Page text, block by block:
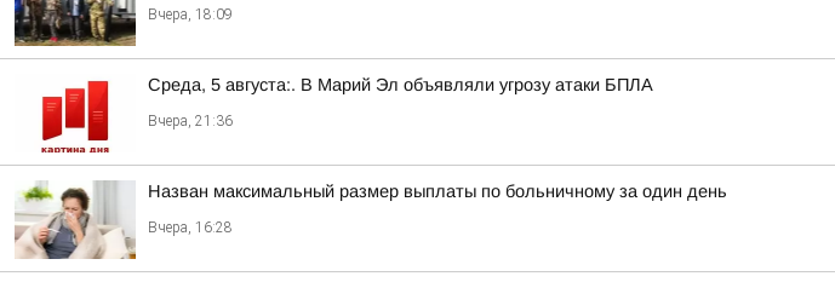
Вчера, 18:09
Среда, 5 августа:. В Марий Эл объявляли угрозу атаки БПЛА
Вчера, 21:36
Назван максимальный размер выплаты по больничному за один день
Вчера, 16:28